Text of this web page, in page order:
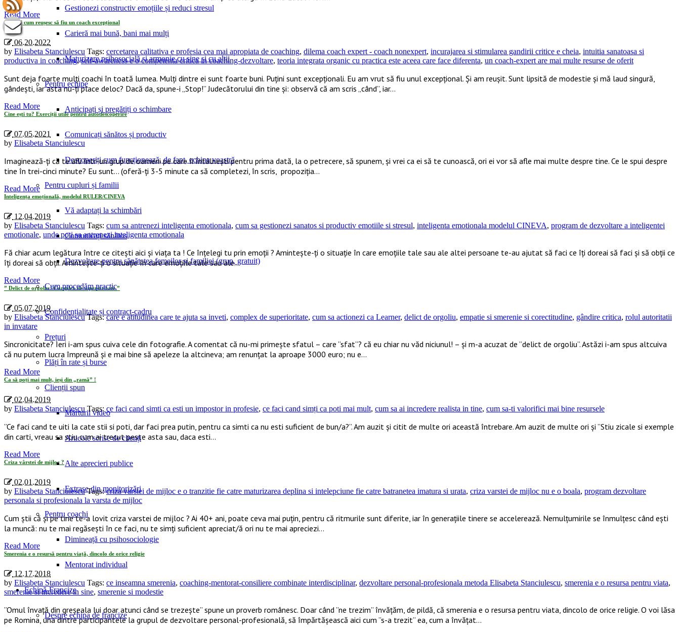
Gestionezi constructiv emoțiile și reduci stresul
Carieră mai bună, bani mai mulți
Maturizare psihosocială și armonie cu sine și cu alții
Pentru echipe
Anticipați și pregătiți o schimbare
Comunicați sănătos și productiv
Descoperiți cum funcționează, de fapt, echipa voastră
Pentru cupluri și familii
Vă adaptați la schimbări
Comunicați sănătos
Dezvoltare pentru sănătatea femeilor și familiei (grup, gratuit)
Cum procedăm practic
Confidențialitate și contract-cadru
Prețuri
Plăți în rate și burse
Clienții spun
Mărturii video
Articole scrise de clienți
Alte aprecieri publice
Extrase din monitorizări
Pentru coachi
Dimineață cu psihosociologie
Mentorat individual
Echipă-Francize
Despre echipa de francize
Read More
Când și cum reușesc să fiu un coach excepțional
06.20.2022
by Elisabeta Stanciulescu Tags: cercetarea calitativa e profesia cea mai apropiata de coaching, dilema coach expert - coach nonexpert, incurajarea si stimularea gandirii critice e cheia, intuitia sanatoasa si
productiva in coaching,self-awareness e o competenta critica in coaching-dezvoltare, teoria integrata organic cu practica este aceea care face diferenta, un coach-expert are mai multe resurse de oferit
Sunt deja foarte mulți coachi în toată lumea. Mulți dintre ei sunt foarte buni. Puțini sunt excepționali. Eu am vrut să fiu unul excepțional. Și am reușit. Sunt lipsită de modestie și mă laud singură,
gândești, iar asta nu-ți place deloc? Dacă da, spune-i „Stop!” Judecătorului din tine și: observă că am scris „când”, iar…
Read More
Cine ești tu? Exerciții utile pentru autodescoperire
07.05.2021
by Elisabeta Stanciulescu
Imaginează-ți că te afli într-un grup de oameni pe care îi întâlnești pentru prima dată, la o petrecere, să spunem, și vrei ca ei să te cunoască, ori ei vor să afle mai multe despre tine. Ce le spui despre
tine în trei-cinci minute? Eu sunt… (oferă-ți 3-5 minute ca să completezi, în scris, propoziția…
Read More
Inteligența emoțională, modelul RULER/CINEVA
12.04.2019
by Elisabeta Stanciulescu Tags: cum sa antrenezi inteligenta emotionala, cum sa gestionezi sanatos si productiv emotiile si stresul, inteligenta emotionala modelul CINEVA, program de dezvoltare a inteligentei
emotionale, unde poti sa antrenezi inteligenta emotionala
Fă chiar acum legătura între ce citești aici și viața ta ! Ce înțelegi tu prin emoții ? Amintește-ți o situație în care emoțiile tale sau ale altei persoane te-au ajutat să faci ce îți doreai să faci și să obții ce
îți doreai să obții. Amintește-ți o situație în care emoțiile tale sau ale…
Read More
” Delict de orgoliu / Complex de superioritate ”
05.07.2019
by Elisabeta Stanciulescu Tags:care e atitudinea care te ajuta sa inveti, complex de superioritate, cum sa actionezi ca Learner, delict de orgoliu, empatie si smerenie si corectitudine, gândire critica, rolul autoritatii
in invatare
Sincronicitate? Ieri i-am spus cuiva cele din fotografie. A comentat că nu-mi primește sfatul – care ”sfat”? că eu chiar nu văd niciunul! – și m-a acuzat de ”delict de orgoliu”. Astăzi i-am spus altcuiva
că nu putem lucra împreună și e mai bine să apeleze la altcineva; am renunțat la aproape 3000 euro; nu e…
Read More
Ca să poți mai mult, ieși din „ramă” !
02.04.2019
by Elisabeta Stanciulescu Tags: ce faci cand simti ca esti un impostor in profesie, ce faci cand simți ca poti mai mult, cum sa ai incredere realista in tine, cum sa-ti valorifici mai bine resursele
”Ce faci cand te uiti la cate stii si poti, dar faci prea putin, pentru ca simti ca nu esti suficient de bun/a?”. Am auzit și citit de multe ori această întrebare. Am auzit de multe ori și ”Stiu zicale si exemple
din carti, vreau sa stiu cum ai trecut peste asta sau, daca esti…
Read More
Criza vârstei de mijloc ?
02.01.2019
by Elisabeta Stanciulescu Tags:criza varstei de mijloc e o tranzitie fie catre maturizarea deplina si intelepciune fie catre batranetea imatura si urata, criza varstei de mijloc nu e o boala, program dezvoltare
personala si profesionala la varsta de mijloc
Cum știi că și pe tine te-a lovit criza varstei de mijloc ? Ai 40+ ani, poate ceva mai puțin, pentru că ritmurile sunt diferite, iar în generațiile tinere se accelerează. Nemulțumirile se înmulțesc când ești
la muncă: nu te mai regăsești în ce faci, nu te simți suficient apreciat/ă ori nu te mai apreciezi…
Read More
Smerenia e o resursă pentru viață, dincolo de orice religie
12.17.2018
by Elisabeta Stanciulescu Tags: ce inseamna smerenia, coaching-mentorat-consiliere combinate interdisciplinar, dezvoltare personal-profesionala metoda Elisabeta Stanciulescu, smerenia e o resursa pentru viata,
smerenie si incredere in sine, smerenie si modestie
”Omul învaţă din greşeala lui doar atunci când se trezește” spune un proverb românesc. Doar când ”ne trezim” învățăm, de pildă, că smerenia e o resursa pentru viata, dincolo de orice religie. O voi lăsa
pe Romina, una dintre participantele la grupul de dezvoltare personal-profesională, să împărtășească aici cum ”s-a trezit” ea, cum a învățat…